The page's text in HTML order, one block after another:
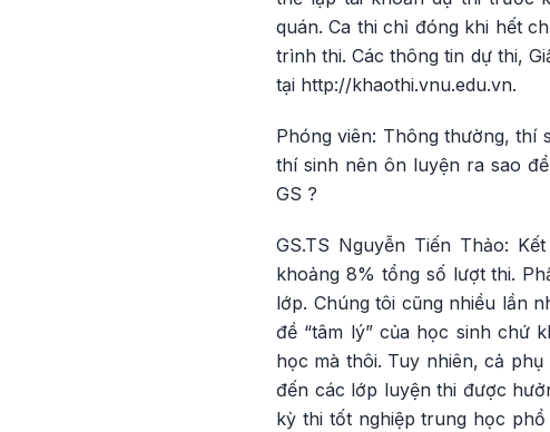
quán. Ca thi chỉ đóng khi hết
trình thi. Các thông tin dự thi,
tại http://khaothi.vnu.edu.vn.
Phóng viên: Thông thường, thí
thí sinh nên ôn luyện ra sao
GS ?
GS.TS Nguyễn Tiến Thảo:
khoảng 8% tổng số lượt thi.
lớp. Chúng tôi cũng nhiều lần
đề “tâm lý” của học sinh chứ
học mà thôi. Tuy nhiên, cả
đến các lớp luyện thi được
kỳ thi tốt nghiệp trung học